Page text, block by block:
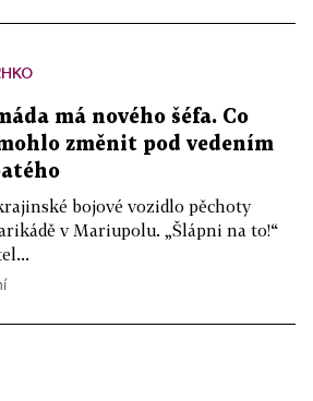
má nového šéfa. Co
změnit pod vedením
bojové vozidlo pěchoty
v Mariupolu. „Šlápni na to!“